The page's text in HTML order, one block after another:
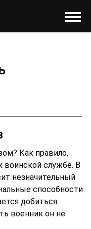
Как правило,
воинской службе. В
незначительный
способности
добиться
военник он не